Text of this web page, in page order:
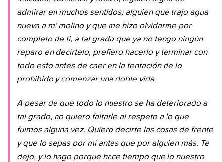
admirar en muchos sentidos; alguien que trajo agua
nueva a mi molino y que me hizo olvidarme por
completo de ti, a tal grado que ya no tengo ningún
reparo en decírtelo, prefiero hacerlo y terminar con
todo esto antes de caer en la tentación de lo
prohibido y comenzar una doble vida.
A pesar de que todo lo nuestro se ha deteriorado a
tal grado, no quiero faltarle al respeto a lo que
fuimos alguna vez. Quiero decirte las cosas de frente
y que lo sepas por mí antes que por alguien más. Te
dejo, y lo hago porque hace tiempo que lo nuestro